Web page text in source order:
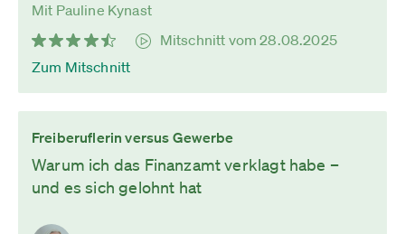
Mit Pauline Kynast
Mitschnitt vom 28.08.2025
Zum Mitschnitt
Freiberuflerin versus Gewerbe
Warum ich das Finanzamt verklagt habe –
und es sich gelohnt hat